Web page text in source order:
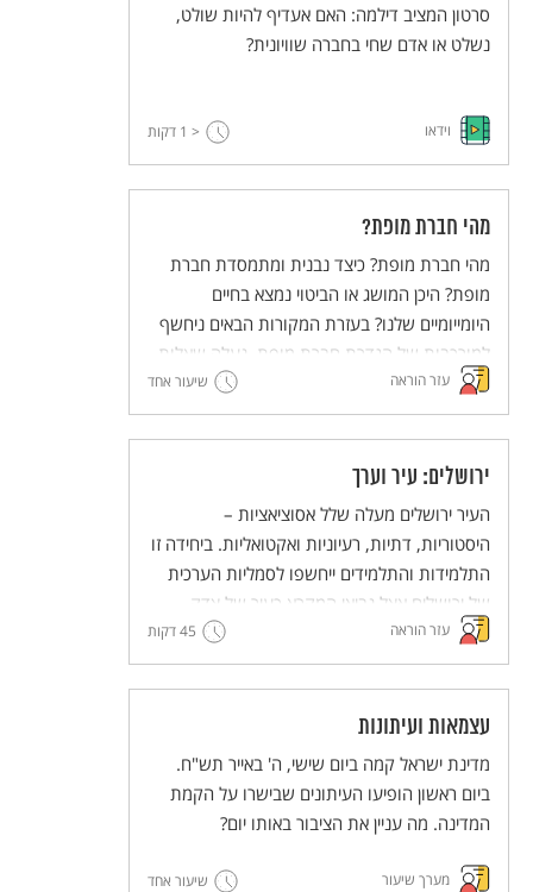
סרטון המציב דילמה: האם אעדיף להיות שולט,
נשלט או אדם שחי בחברה שוויונית?
וידאו < 1 דקות
מהי חברת מופת?
מהי חברת מופת? כיצד נבנית ומתמסדת חברת
מופת? היכן המושג או הביטוי נמצא בחיים
היומייומיים שלנו? בעזרת המקורות הבאים ניחשף
למורכבות של הגדרת חברת מופת, נעלה שאלות
ונעלה אפשרויות ערכיות מנוגדות ליצירת חברת
מופת.
עזר הוראה שיעור אחד
ירושלים: עיר וערך
העיר ירושלים מעלה שלל אסוציאציות –
היסטוריות, דתיות, רעיוניות ואקטואליות. ביחידה זו
התלמידות והתלמידים ייחשפו לסמליות הערכית
של ירושלים אצל נביאי המקרא כעיר של צדק,
משפט, אמת ושלום. לימוד הקטעים מהנבואות
נועד להעמיק את ההבנה של משמעותה הסמלית
של ירושלים מעבר להיותה עיר המקדש בעבר ועיר
הבירה של מדינת ישראל בהווה. הלימוד נועד
לקדם הטמעה של ערכי הצדק, המשפט האמת
והשלום בעולם הערכים של התלמידות
והתלמידים.
עזר הוראה 45 דקות
עצמאות ועיתונות
מדינת ישראל קמה ביום שישי, ה' באייר תש"ח.
ביום ראשון הופיעו העיתונים שבישרו על הקמת
המדינה. מה עניין את הציבור באותו יום?
מערך שיעור שיעור אחד